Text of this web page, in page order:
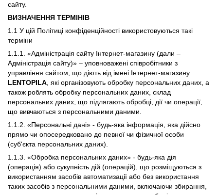
сайту.
ВИЗНАЧЕННЯ ТЕРМІНІВ
1.1 У цій Політиці конфіденційності використовуються такі
терміни
1.1.1. «Адміністрація сайту Інтернет-магазину (дали –
Адміністрація сайту)» – уповноважені співробітники з
управління сайтом, що діють від імені Інтернет-магазину
LENTOPILA , які організовують обробку персональних даних, а
також роблять обробку персональних даних, склад
персональних даних, що підлягають обробці, дії чи операції,
що вивчаються з персональними даними.
1.1.2. «Персональні дані» - будь-яка інформація, яка дійсно
прямо чи опосередковано до певної чи фізичної особи
(суб'єкта персональних даних).
1.1.3. «Обробка персональних даних» - будь-яка дія
(операція) або сукупність дій (операцій), що розміщуються з
використанням засобів автоматизації або без використання
таких засобів з персональними даними, включаючи збирання,